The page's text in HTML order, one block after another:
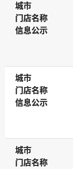
城市
城市
门店名称
门店名称
信息公示
信息公示
城市
城市
门店名称
门店名称
信息公示
信息公示
城市
城市
门店名称
门店名称